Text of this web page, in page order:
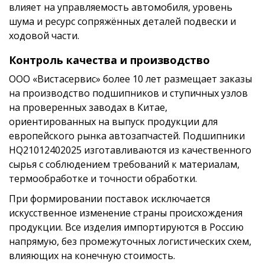
влияет на управляемость автомобиля, уровень
шума и ресурс сопряжённых деталей подвески и
ходовой части.
Контроль качества и производство
ООО «Вистасервис» более 10 лет размещает заказы
на производство подшипников и ступичных узлов
на проверенных заводах в Китае,
ориентированных на выпуск продукции для
европейского рынка автозапчастей. Подшипники
HQ21012402025 изготавливаются из качественного
сырья с соблюдением требований к материалам,
термообработке и точности обработки.
При формировании поставок исключается
искусственное изменение страны происхождения
продукции. Все изделия импортируются в Россию
напрямую, без промежуточных логистических схем,
влияющих на конечную стоимость.